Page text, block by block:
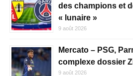
des champions et
« lunaire »
9 août 2026
Mercato – PSG,
complexe dossier
9 août 2026